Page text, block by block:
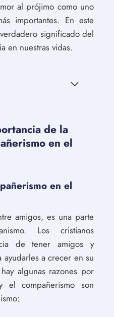
al prójimo como uno
importantes. En este
significado del
en nuestras vidas.
de la
en el
en el
amigos, es una parte
Los cristianos
de tener amigos y
a crecer en su
algunas razones por
el compañerismo son